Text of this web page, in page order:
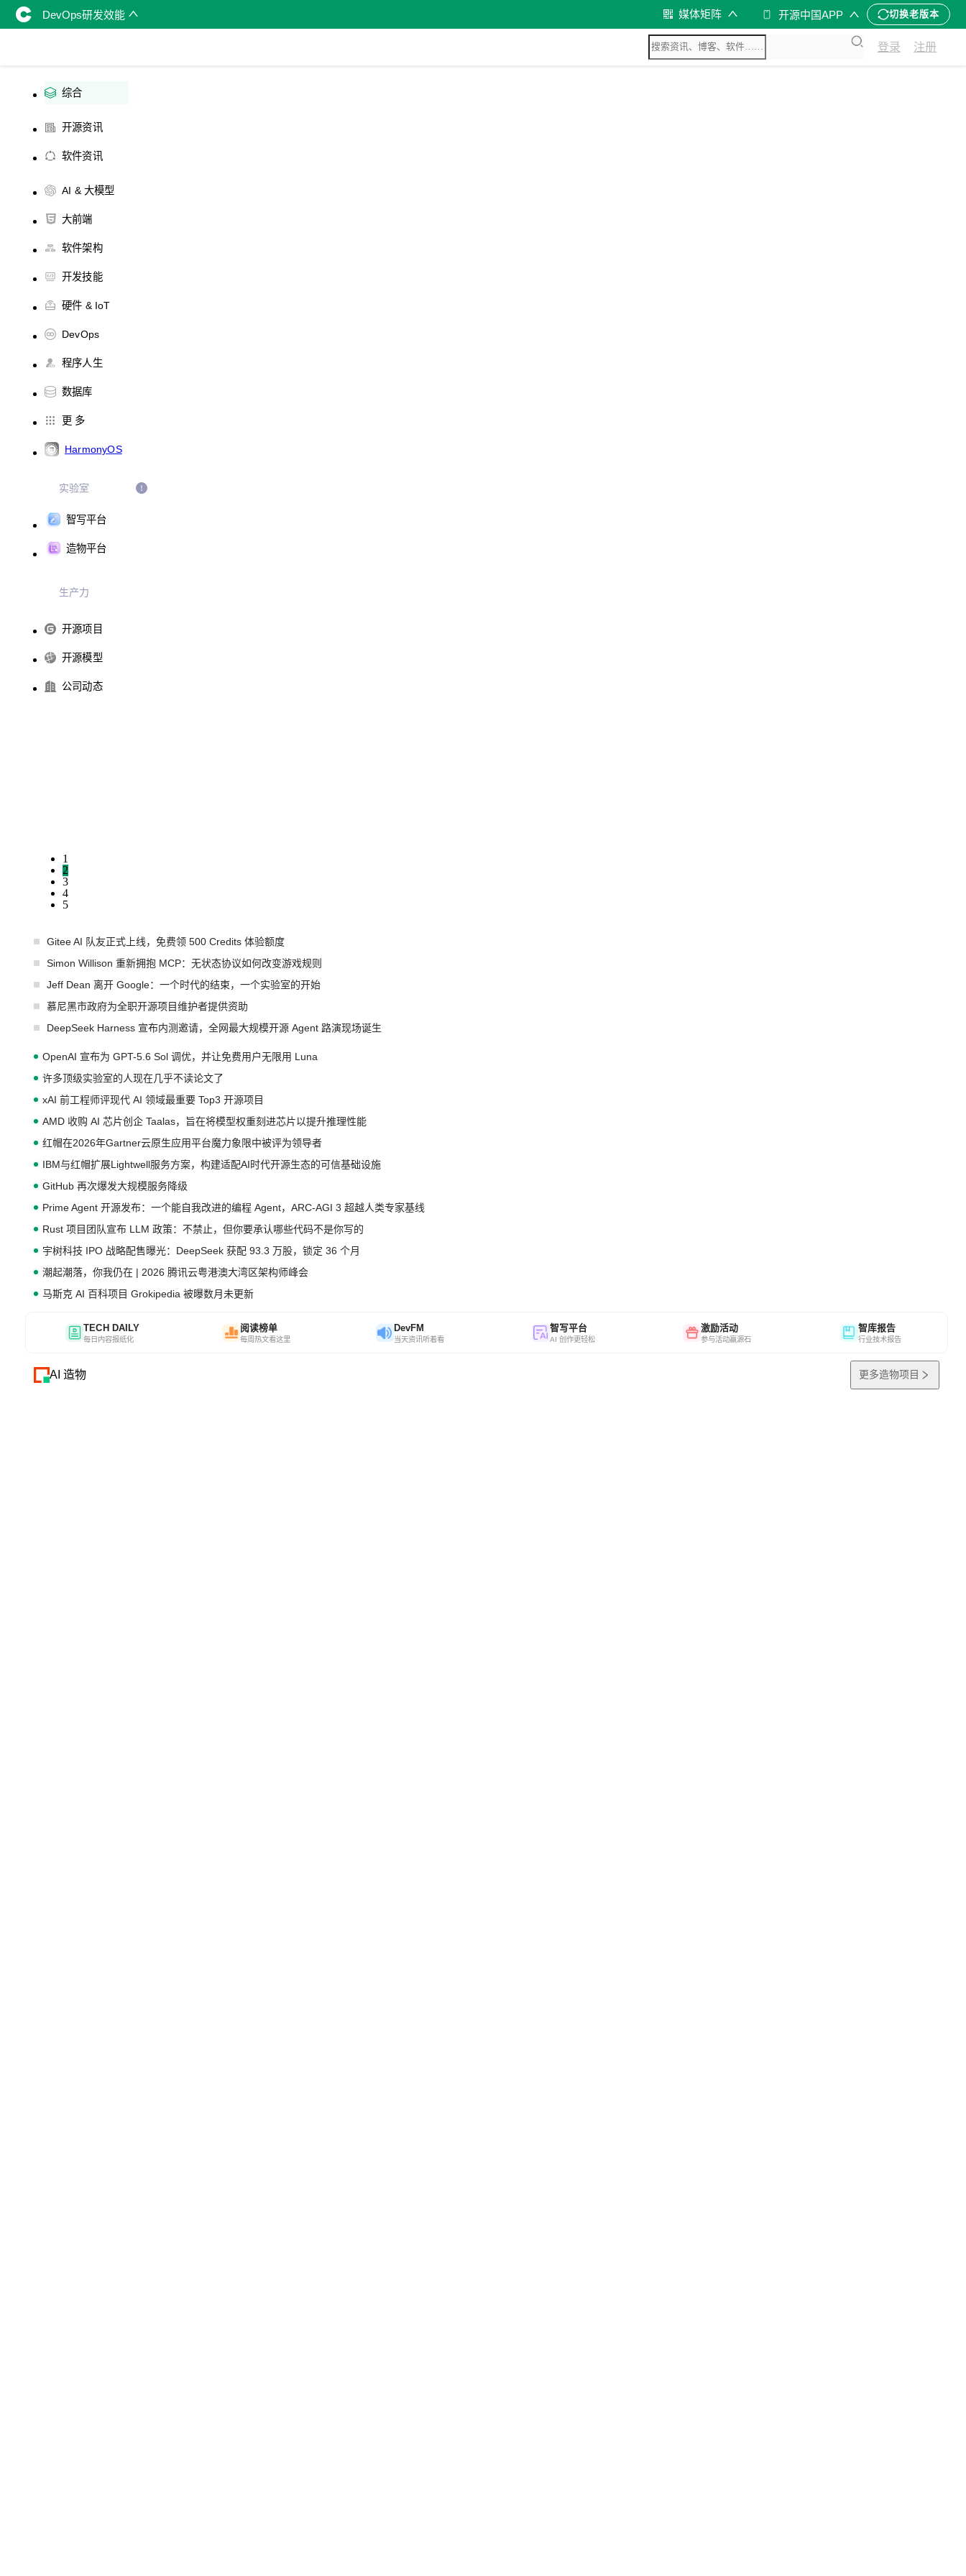
DevOps研发效能 媒体矩阵 开源中国APP 切换老版本
登录 注册
综合
开源资讯
软件资讯
AI & 大模型
大前端
软件架构
开发技能
硬件 & IoT
DevOps
程序人生
数据库
更 多
HarmonyOS
实验室
智写平台
造物平台
生产力
开源项目
开源模型
公司动态
1
2
3
4
5
Gitee AI 队友正式上线，免费领 500 Credits 体验额度
Simon Willison 重新拥抱 MCP：无状态协议如何改变游戏规则
Jeff Dean 离开 Google：一个时代的结束，一个实验室的开始
慕尼黑市政府为全职开源项目维护者提供资助
DeepSeek Harness 宣布内测邀请，全网最大规模开源 Agent 路演现场诞生
OpenAI 宣布为 GPT-5.6 Sol 调优，并让免费用户无限用 Luna
许多顶级实验室的人现在几乎不读论文了
xAI 前工程师评现代 AI 领域最重要 Top3 开源项目
AMD 收购 AI 芯片创企 Taalas，旨在将模型权重刻进芯片以提升推理性能
红帽在2026年Gartner云原生应用平台魔力象限中被评为领导者
IBM与红帽扩展Lightwell服务方案，构建适配AI时代开源生态的可信基础设施
GitHub 再次爆发大规模服务降级
Prime Agent 开源发布：一个能自我改进的编程 Agent，ARC-AGI 3 超越人类专家基线
Rust 项目团队宣布 LLM 政策：不禁止，但你要承认哪些代码不是你写的
宇树科技 IPO 战略配售曝光：DeepSeek 获配 93.3 万股，锁定 36 个月
潮起潮落，你我仍在 | 2026 腾讯云粤港澳大湾区架构师峰会
马斯克 AI 百科项目 Grokipedia 被曝数月未更新
TECH DAILY
每日内容报纸化
阅读榜单
每周热文看这里
DevFM
当天资讯听着看
智写平台
AI 创作更轻松
激励活动
参与活动赢源石
智库报告
行业技术报告
AI 造物 更多造物项目